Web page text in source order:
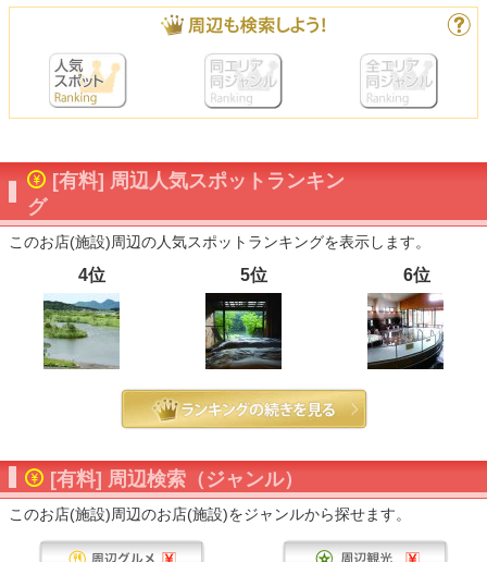
[有料] 周辺人気スポットランキン
グ
このお店(施設)周辺の人気スポットランキングを表示します。
4位 5位 6位
[有料] 周辺検索（ジャンル）
このお店(施設)周辺のお店(施設)をジャンルから探せます。